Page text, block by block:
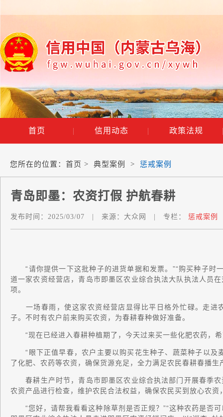
首页 | 信用动态 | 政策法规
您所在的位置： 首页 > 典型案例 > 惩戒案例
青岛即墨：农资打假 护航春耕
发布时间： 2025/03/07 来源： 大众网 专栏： 惩戒案例
“请你提供一下这批种子的进货单据和发票。”“购买种子时
道一家农资经营店，青岛市即墨区农业综合执法大队执法人员
项。
一场春雨，使这家农资经营店显得比平日格外忙碌。走进
子。不时有农户前来购买农资，为春耕春种做好准备。
“现在已经进入春耕种植期了，今天过来买一些化肥农药，希
“眼下正值早春，农户主要以购买花生种子、蔬菜种子以及
了化肥、农药等农资，确保货源充足，全力满足农民春耕春播生
春耕生产时节，青岛市即墨区农业综合执法部门开展春季农
农资产品进行检查，维护农民合法权益，确保农民买到放心农资
“您好，请帮我看看这种除草剂是否正规？”“这种农药是否